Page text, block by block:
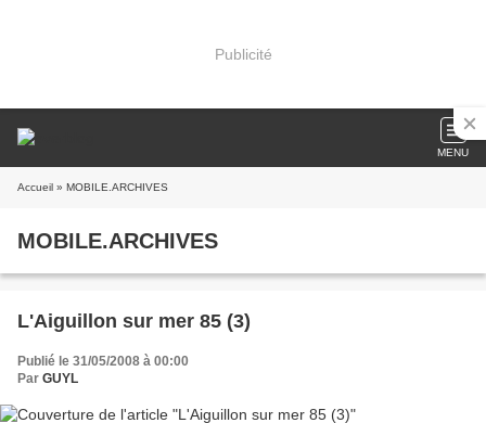
Publicité
MENU
Accueil » MOBILE.ARCHIVES
MOBILE.ARCHIVES
L'Aiguillon sur mer 85 (3)
Publié le 31/05/2008 à 00:00
Par GUYL